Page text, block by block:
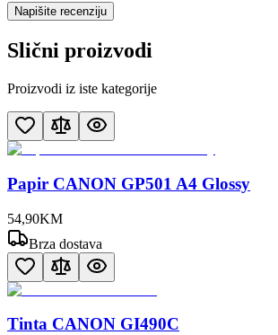
Napišite recenziju
Slični proizvodi
Proizvodi iz iste kategorije
Papir CANON GP501 A4 Glossy
54,90KM
Brza dostava
Tinta CANON GI490C